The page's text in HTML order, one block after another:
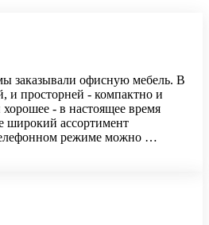
заказывали офисную мебель. В
и просторней - компактно и
- в настоящее время
широкий ассортимент
режиме можно …